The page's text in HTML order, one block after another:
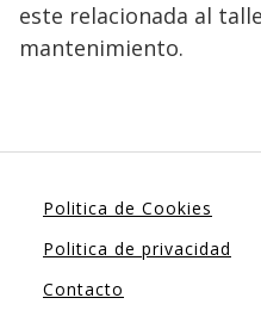
este relacionada al
mantenimiento.
Politica de Cookies
Politica de privacidad
Contacto